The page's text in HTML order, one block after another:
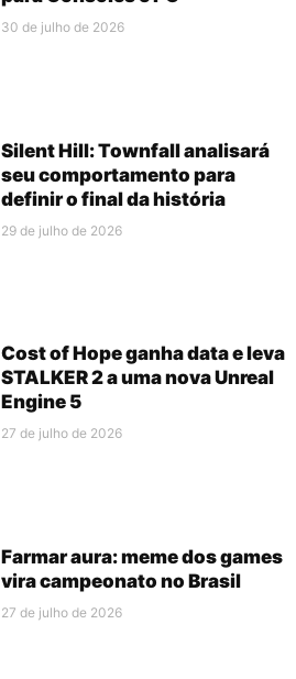
30 de julho de 2026
Silent Hill: Townfall analisará
seu comportamento para
definir o final da história
29 de julho de 2026
Cost of Hope ganha data e leva
STALKER 2 a uma nova Unreal
Engine 5
27 de julho de 2026
Farmar aura: meme dos games
vira campeonato no Brasil
27 de julho de 2026